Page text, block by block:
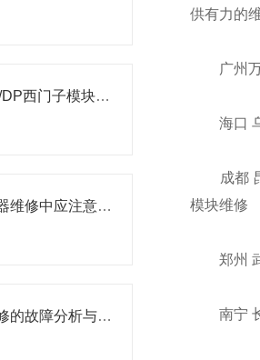
CPU319-3PN/DP西门子模块指示灯全亮故障维修分析
伦茨伺服控制器维修中应注意的安全事项
伺服控制器维修的故障分析与处理
供有力的
广州万
海口 乌
成都 昆
模块维修
郑州
南宁 长